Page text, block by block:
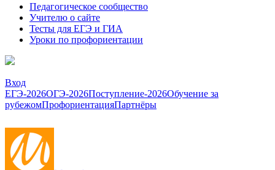
Педагогическое сообщество
Учителю о сайте
Тесты для ЕГЭ и ГИА
Уроки по профориентации
Вход
ЕГЭ-2026ОГЭ-2026Поступление-2026Обучение за
рубежомПрофориентацияПартнёры